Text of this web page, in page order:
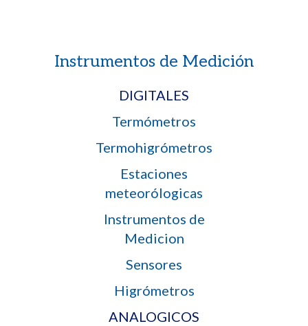
Instrumentos de Medición
DIGITALES
Termómetros
Termohigrómetros
Estaciones
meteorólogicas
Instrumentos de
Medicion
Sensores
Higrómetros
ANALOGICOS